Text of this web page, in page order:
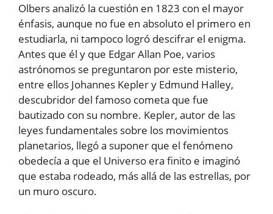
Olbers analizó la cuestión en 1823 con el mayor
énfasis, aunque no fue en absoluto el primero en
estudiarla, ni tampoco logró descifrar el enigma.
Antes que él y que Edgar Allan Poe, varios
astrónomos se preguntaron por este misterio,
entre ellos Johannes Kepler y Edmund Halley,
descubridor del famoso cometa que fue
bautizado con su nombre. Kepler, autor de las
leyes fundamentales sobre los movimientos
planetarios, llegó a suponer que el fenómeno
obedecía a que el Universo era finito e imaginó
que estaba rodeado, más allá de las estrellas, por
un muro oscuro.